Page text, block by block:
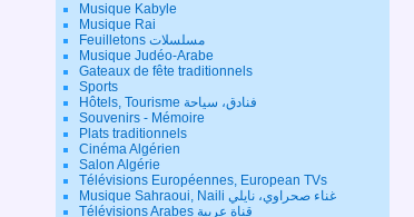
Musique Kabyle
Musique Rai
Feuilletons مسلسلات
Musique Judéo-Arabe
Gateaux de fête traditionnels
Sports
Hôtels, Tourisme فنادق، سياحة
Souvenirs - Mémoire
Plats traditionnels
Cinéma Algérien
Salon Algérie
Télévisions Européennes, European TVs
Musique Sahraoui, Naili غناء صحراوي، نايلي
Télévisions Arabes قناة عربية